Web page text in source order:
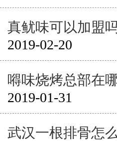
真鱿味可以加盟
2019-02-20
嘚味烧烤总部在
2019-01-31
武汉一根排骨怎